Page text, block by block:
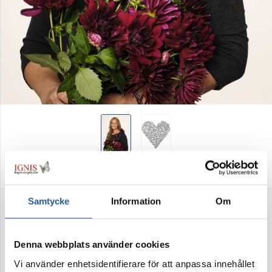
Samtycke Information Om
Denna webbplats använder cookies
Vi använder enhetsidentifierare för att anpassa innehållet
Floristens favorit – hjärta
Artikelnr: 1050